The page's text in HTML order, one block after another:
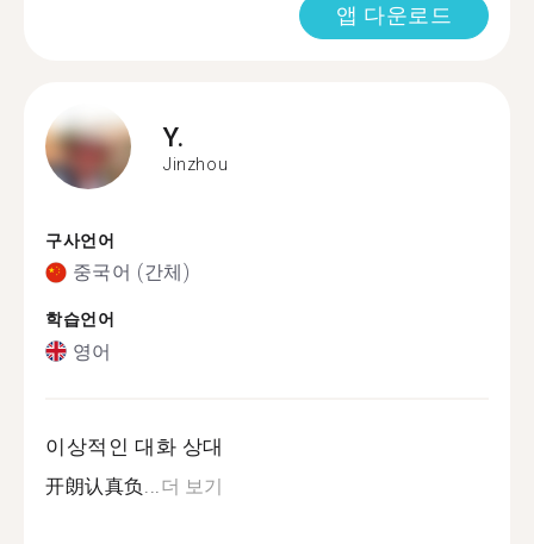
앱 다운로드
Y.
Jinzhou
구사언어
중국어 (간체)
학습언어
영어
이상적인 대화 상대
开朗认真负... 더 보기